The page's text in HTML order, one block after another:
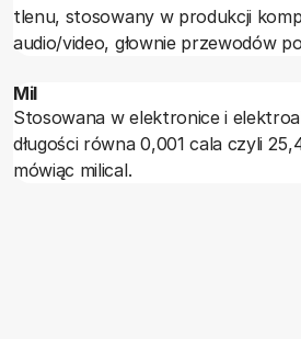
tlenu, stosowany w produkcji
audio/video, głownie przewodów
Mil
Stosowana w elektronice i
długości równa 0,001 cala czyli
mówiąc milical.